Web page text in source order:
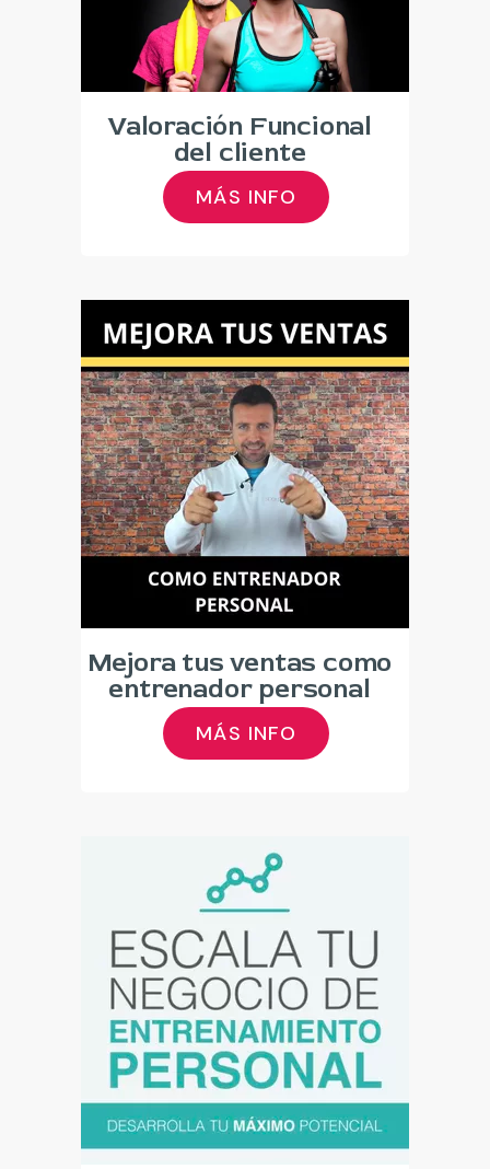
Valoración Funcional
del cliente
MÁS INFO
Mejora tus ventas como
entrenador personal
MÁS INFO